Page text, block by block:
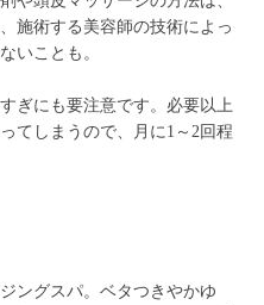
施術する美容師の技術によっ
いことも。
ぎにも要注意です。必要以上
てしまうので、月に1～2回程
ングスパ。ベタつきやかゆ